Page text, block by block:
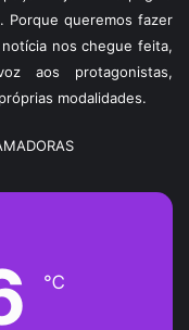
Porque queremos fazer
nos chegue feita,
aos protagonistas,
modalidades.
℃